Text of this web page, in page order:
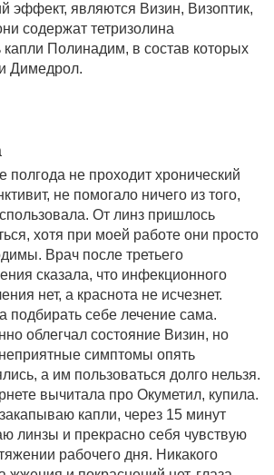
эффект, являются Визин, Визоптик,
содержат тетризолина
капли Полинадим, в состав которых
Димедрол.
полгода не проходит хронический
не помогало ничего из того,
От линз пришлось
хотя при моей работе они просто
Врач после третьего
сказала, что инфекционного
нет, а краснота не исчезнет.
подбирать себе лечение сама.
облегчал состояние Визин, но
симптомы опять
а им пользоваться долго нельзя.
вычитала про Окуметил, купила.
капли, через 15 минут
линзы и прекрасно себя чувствую
рабочего дня. Никакого